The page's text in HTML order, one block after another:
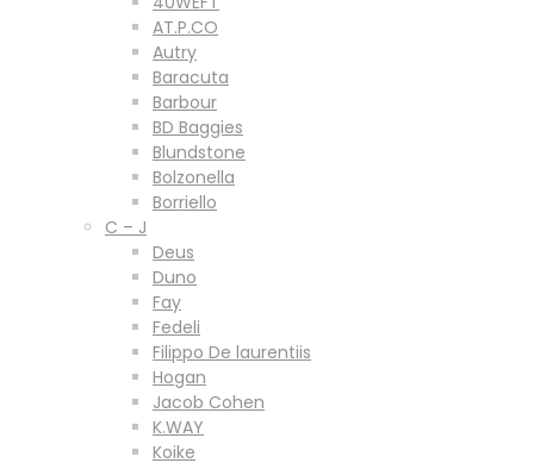
AT.P.CO
Autry
Baracuta
Barbour
BD Baggies
Blundstone
Bolzonella
Borriello
C – J
Deus
Duno
Fay
Fedeli
Filippo De laurentiis
Hogan
Jacob Cohen
K.WAY
Koike